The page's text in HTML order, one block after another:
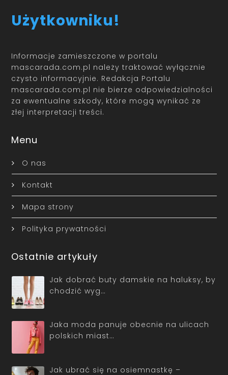
Użytkowniku!
Informacje zamieszczone w portalu
mascarada.com.pl należy traktować wyłącznie
czysto informacyjnie. Redakcja Portalu
mascarada.com.pl nie bierze odpowiedzialności
za ewentualne szkody, które mogą wynikać ze
złej interpretacji treści.
Menu
O nas
Kontakt
Mapa strony
Polityka prywatności
Ostatnie artykuły
Jak dobrać buty damskie na haluksy, by
chodzić wyg…
Jaka moda panuje obecnie na ulicach
polskich miast…
Jak ubrać się na osiemnastkę –